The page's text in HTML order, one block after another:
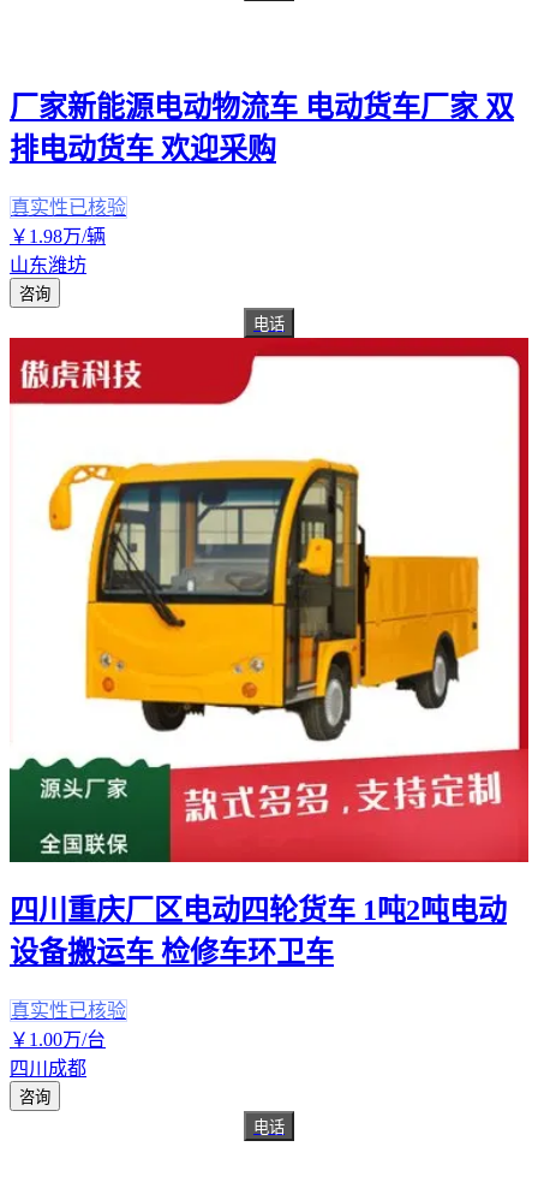
厂家新能源电动物流车 电动货车厂家 双
排电动货车 欢迎采购
真实性已核验
￥ 1 .98万/辆
山东潍坊
咨询
电话
四川重庆厂区电动四轮货车 1吨2吨电动
设备搬运车 检修车环卫车
真实性已核验
￥ 1 .00万/台
四川成都
咨询
电话